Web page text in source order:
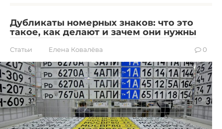
Дубликаты номерных знаков: что это
такое, как делают и зачем они нужны
Статьи Елена Ковалёва 0